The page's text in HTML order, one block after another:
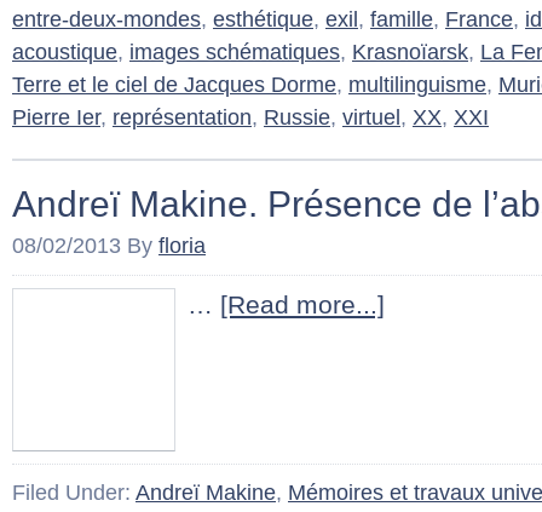
entre-deux-mondes, esthétique, exil , famille, France,
acoustique, images schématiques, Krasnoïarsk, La
Terre et le ciel de Jacques Dorme, multilinguisme,
Pierre Ier, représentation, Russie, virtuel , XX, XXI
Andreï Makine. Présence de
08/02/2013 By floria
… [Read more...]
Filed Under: Andreï Makine, Mémoires et travaux